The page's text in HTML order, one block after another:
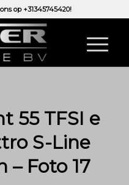
op +31345745420!
55 TFSI e
S-Line
– Foto 17